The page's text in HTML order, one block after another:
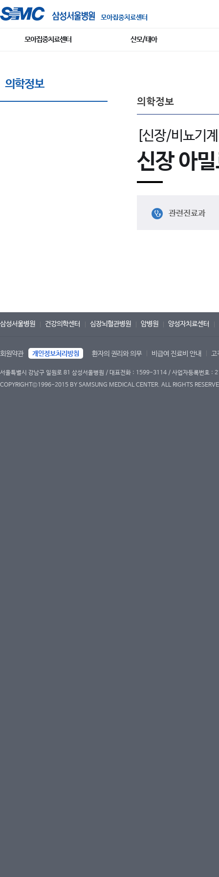
모아집중치료센터
모아집중치료센터 산모/태아
의학정보
의학정보
[신장/비뇨기
신장 아
관련진료과
삼성서울병원 건강의학센터 심장뇌혈관병원 암병원 양성자치료센터
회원약관 개인정보처리방침 환자의 권리와 의무 비급여 진료비 안내 고
서울특별시 강남구 일원로 81 삼성서울병원 / 대표전화 : 1599-3114 / 사업자등록번호
COPYRIGHT©1996-2015 BY SAMSUNG MEDICAL CENTER. ALL RIGHTS